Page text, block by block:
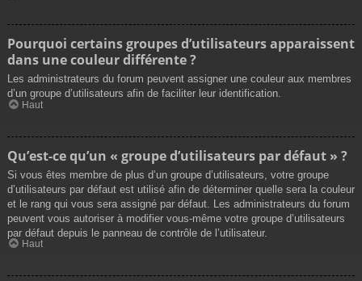
Pourquoi certains groupes d’utilisateurs apparaissent
dans une couleur différente ?
Les administrateurs du forum peuvent assigner une couleur aux membres
d’un groupe d’utilisateurs afin de faciliter leur identification.
Haut
Qu’est-ce qu’un « groupe d’utilisateurs par défaut » ?
Si vous êtes membre de plus d’un groupe d’utilisateurs, votre groupe
d’utilisateurs par défaut est utilisé afin de déterminer quelle sera la couleur
et le rang qui vous sera assigné par défaut. Les administrateurs du forum
peuvent vous autoriser à modifier vous-même votre groupe d’utilisateurs
par défaut depuis le panneau de contrôle de l’utilisateur.
Haut